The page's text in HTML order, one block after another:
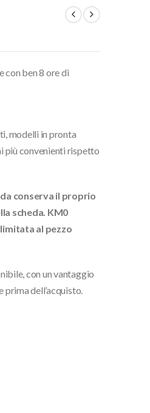
con ben 8 ore di
modelli in pronta
più convenienti rispetto
conserva il proprio
scheda. KM0
al pezzo
con un vantaggio
dell’acquisto.